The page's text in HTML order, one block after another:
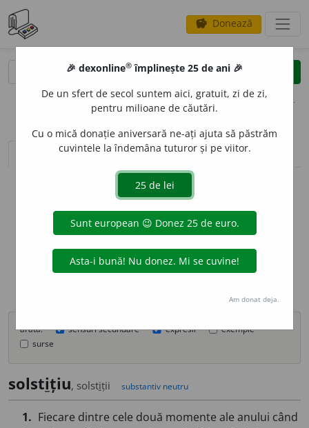
savings Donează
clear
opțiuni
sinteza definițiilor (1) definiții (17) declinări
info
Aceste definiții sunt compilate de
echipa dexonline. Definițiile
originale se află pe filadefiniții.
preferințe
arată: sensuri secundare expresii
exemple
surse
solstițiu, solstiții substantiv neutru
1. Fiecare dintre cele două momente ale anului când
🎉 dexonline® împlinește 25 de ani 🎉
De un sfert de secol suntem aici, gratuit, zi de zi,
pentru milioane de căutări.
Cu o mică donație aniversară ne-ați ajuta să păstrăm
cuvintele la îndemâna tuturor și pe viitor.
Am donat deja.